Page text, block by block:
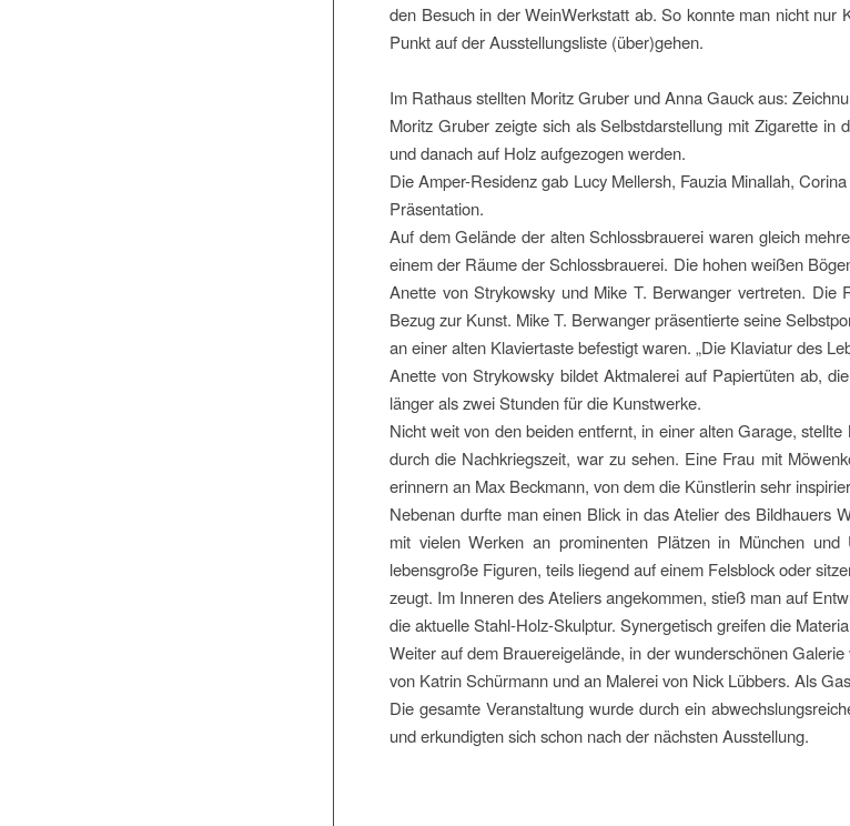
den Besuch in der WeinWerkstatt ab. So konnte man nicht
Punkt auf der Ausstellungsliste (über)gehen.
Im Rathaus stellten Moritz Gruber und Anna Gauck aus:
Moritz Gruber zeigte sich als Selbstdarstellung mit Zigarette
und danach auf Holz aufgezogen werden.
Die Amper-Residenz gab Lucy Mellersh, Fauzia Minallah,
Präsentation.
Auf dem Gelände der alten Schlossbrauerei waren gleich
einem der Räume der Schlossbrauerei. Die hohen weißen
Anette von Strykowsky und Mike T. Berwanger vertreten.
Bezug zur Kunst. Mike T. Berwanger präsentierte seine
an einer alten Klaviertaste befestigt waren. „Die Klaviatur des
Anette von Strykowsky bildet Aktmalerei auf Papiertüten ab,
länger als zwei Stunden für die Kunstwerke.
Nicht weit von den beiden entfernt, in einer alten Garage,
durch die Nachkriegszeit, war zu sehen. Eine Frau mit
erinnern an Max Beckmann, von dem die Künstlerin sehr
Nebenan durfte man einen Blick in das Atelier des Bildhauers
mit vielen Werken an prominenten Plätzen in München
lebensgroße Figuren, teils liegend auf einem Felsblock oder
zeugt. Im Inneren des Ateliers angekommen, stieß man auf
die aktuelle Stahl-Holz-Skulptur. Synergetisch greifen die
Weiter auf dem Brauereigelände, in der wunderschönen
von Katrin Schürmann und an Malerei von Nick Lübbers. Als
Die gesamte Veranstaltung wurde durch ein
und erkundigten sich schon nach der nächsten Ausstellung.